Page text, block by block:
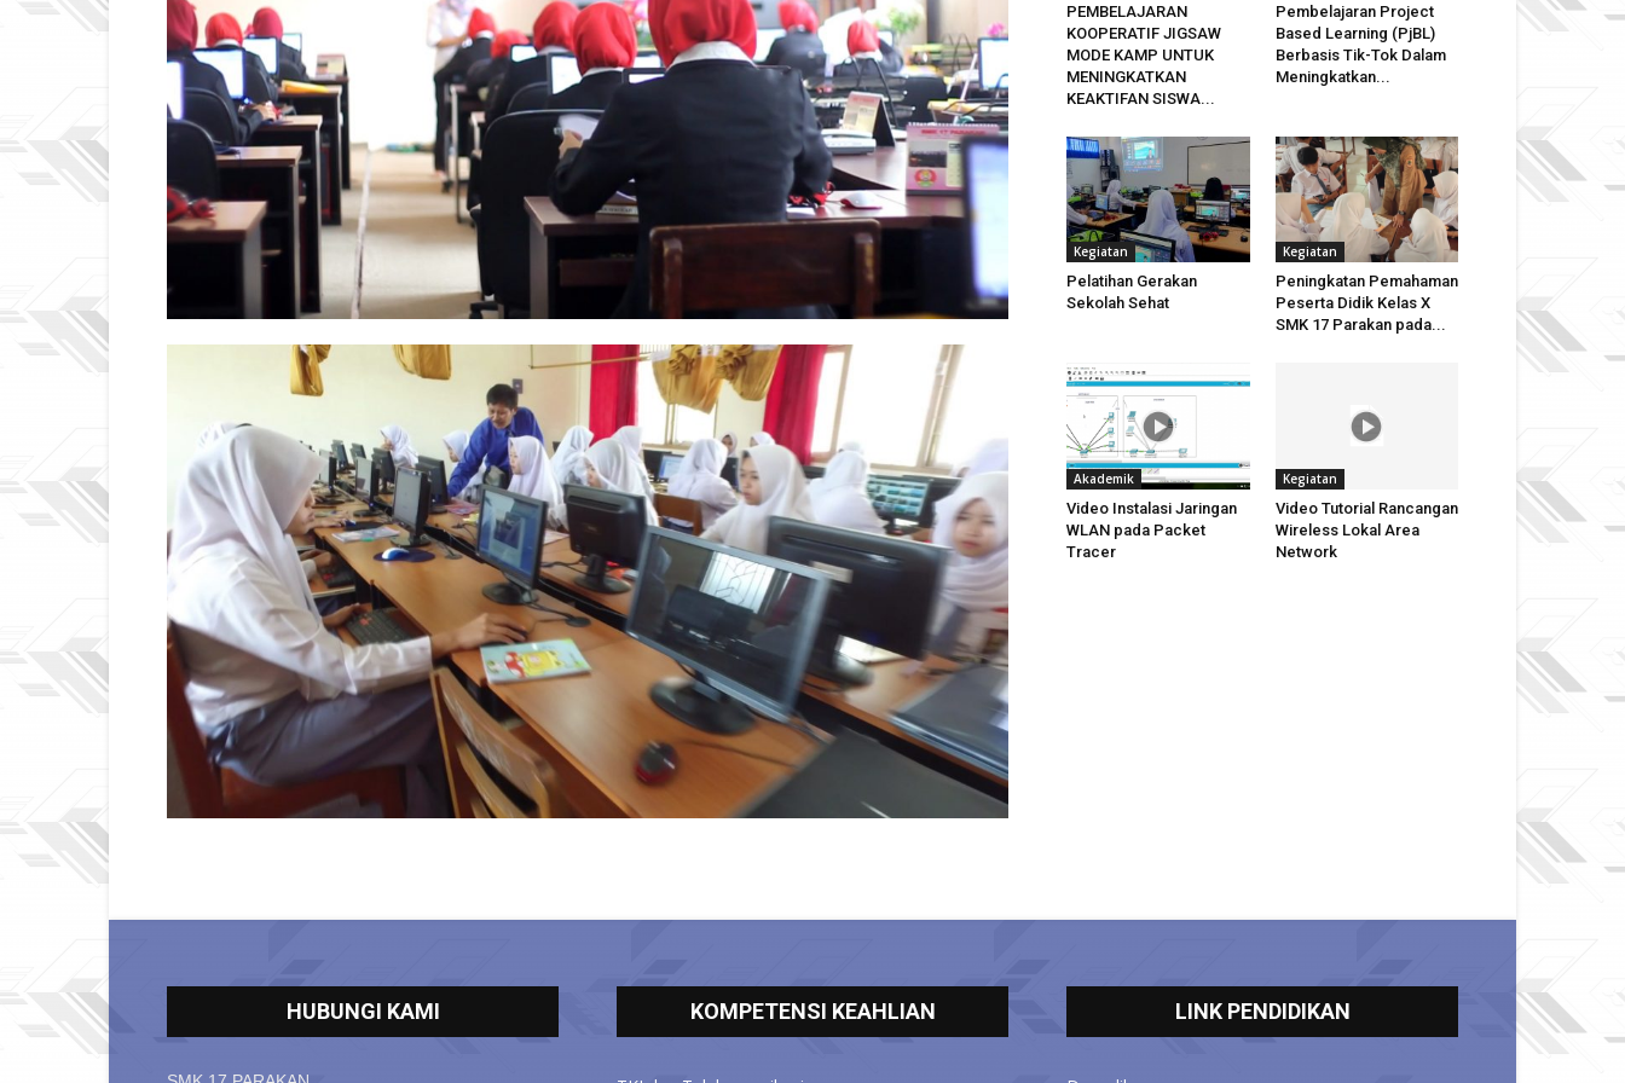
PEMBELAJARAN
KOOPERATIF JIGSAW
MODE KAMP UNTUK
MENINGKATKAN
KEAKTIFAN SISWA...
Pembelajaran Project
Based Learning (PjBL)
Berbasis Tik-Tok Dalam
Meningkatkan...
Kegiatan
Pelatihan Gerakan
Sekolah Sehat
Kegiatan
Peningkatan Pemahaman
Peserta Didik Kelas X
SMK 17 Parakan pada...
Akademik
Video Instalasi Jaringan
WLAN pada Packet
Tracer
Kegiatan
Video Tutorial Rancangan
Wireless Lokal Area
Network
HUBUNGI KAMI KOMPETENSI KEAHLIAN LINK PENDIDIKAN